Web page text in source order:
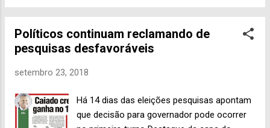
aquele concorrent...
inscrições são gratuitas e já estão sendo
(26) até o dia 18 de novembro. Importante
destacar ainda que nos cursos ofertadas
será realizada por meio de análise do
Superior Fique atento, caro estudante que já
concluiu o ensino médio. O Campus
Políticos continuam reclamando de
pesquisas desfavoráveis
setembro 23, 2018
Há 14 dias das eleições pesquisas apontam
que decisão para governador pode ocorrer